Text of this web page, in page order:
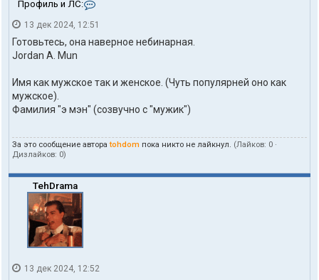
Профиль и ЛС:
н
т
а
ы
о
з
о
а
d
13 дек 2024, 12:51
Готовьтесь, она наверное небинарная.
Jordan A. Mun
Имя как мужское так и женское. (Чуть популярней оно как
мужское).
Фамилия "э мэн" (созвучно с "мужик")
За это сообщение автораtohdom пока никто не лайкнул. (Лайков: 0 ·
Дизлайков: 0)
TehDrama
13 дек 2024, 12:52